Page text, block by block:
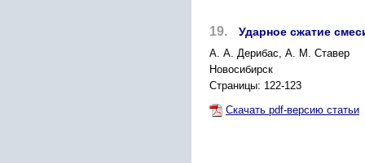
19. Ударное сжатие
A. А. Дерибас, А. М. Ставер
Новосибирск
Страницы: 122-123
Скачать pdf-версию статьи